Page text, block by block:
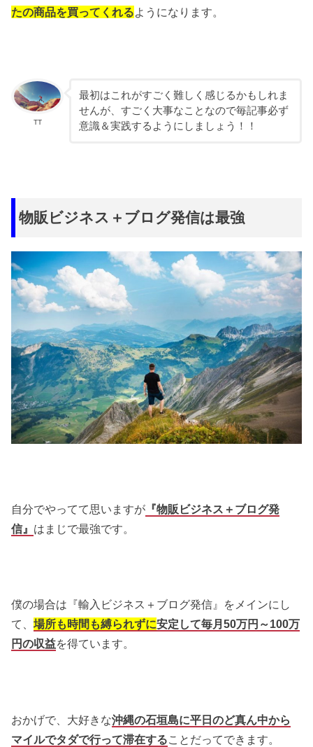
たの商品を買ってくれるようになります。
TT
最初はこれがすごく難しく感じるかもしれま
せんが、すごく大事なことなので毎記事必ず
意識＆実践するようにしましょう！！
物販ビジネス＋ブログ発信は最強
自分でやってて思いますが 『物販ビジネス＋ブログ発
信』 はまじで最強です。
僕の場合は『輸入ビジネス＋ブログ発信』をメインにし
て、場所も時間も縛られずに安定して毎月50万円～100万
円の収益を得ています。
おかげで、大好きな沖縄の石垣島に平日のど真ん中から
マイルでタダで行って滞在することだってできます。